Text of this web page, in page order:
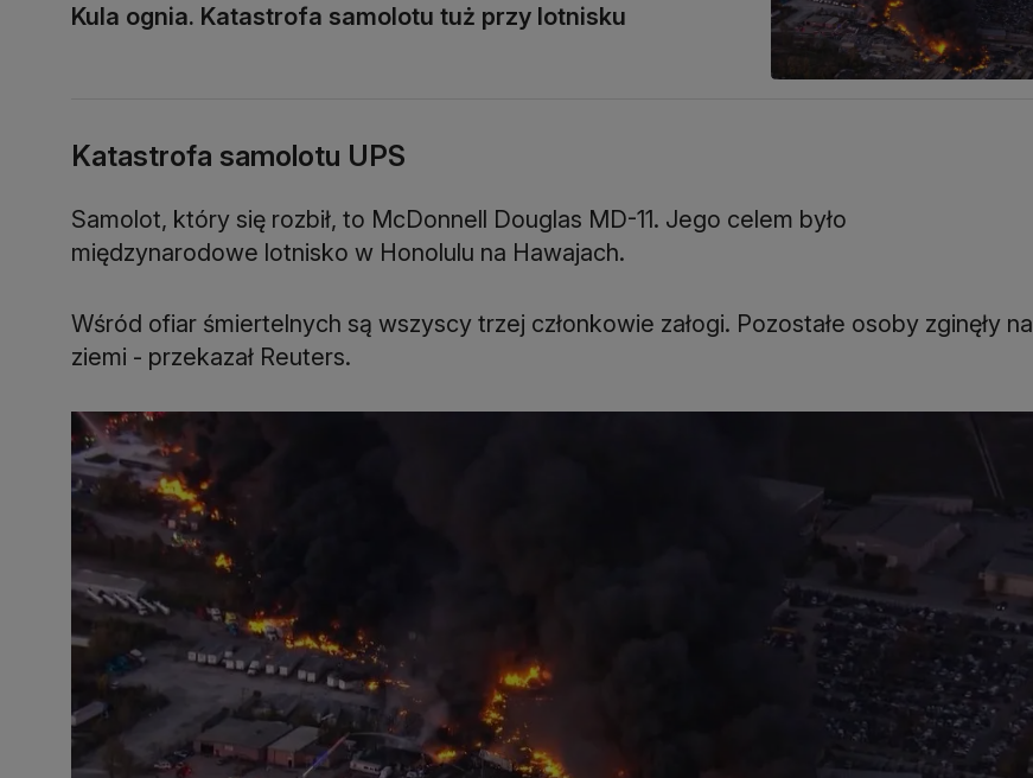
Kula ognia. Katastrofa samolotu tuż przy lotnisku
Katastrofa samolotu UPS
Samolot, który się rozbił, to McDonnell Douglas MD-11. Jego celem było
międzynarodowe lotnisko w Honolulu na Hawajach.
Wśród ofiar śmiertelnych są wszyscy trzej członkowie załogi. Pozostałe osoby zginęły na
ziemi - przekazał Reuters.